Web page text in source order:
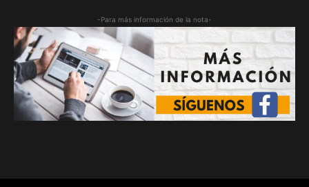
-Para más información de la nota-